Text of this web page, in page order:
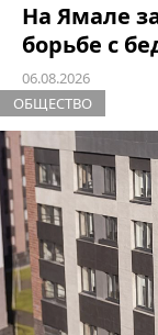
На Ямале
борьбе с
06.08.2026
ОБЩЕСТВО